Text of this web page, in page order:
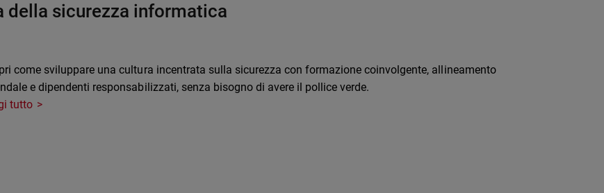
della sicurezza informatica
come sviluppare una cultura incentrata sulla sicurezza con formazione coinvolgente, allineamento
e dipendenti responsabilizzati, senza bisogno di avere il pollice verde.
tutto